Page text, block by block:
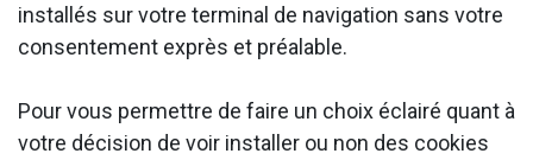
installés sur votre terminal de navigation sans votre
consentement exprès et préalable.
Pour vous permettre de faire un choix éclairé quant à
votre décision de voir installer ou non des cookies